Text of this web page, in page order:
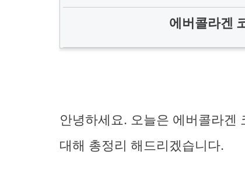
에버콜라겐
안녕하세요. 오늘은 에버콜라겐
대해 총정리 해드리겠습니다.